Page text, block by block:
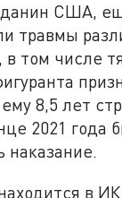
США,
травмы
в том числе
8,5 лет
2021 года
наказание.
в